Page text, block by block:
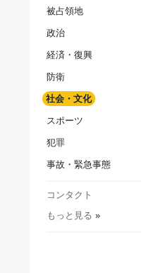
スポーツ
被占領地
政治
経済・復興
防衛
社会・文化
スポーツ
犯罪
事故・緊急事態
コンタクト
もっと見る »